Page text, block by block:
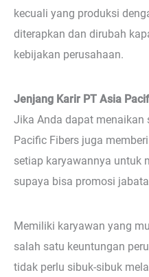
kecuali yang produksi
diterapkan dan dirubah
kebijakan perusahaan.
Jenjang Karir PT Asia
Jika Anda dapat menaikan
Pacific Fibers juga
setiap karyawannya untuk
supaya bisa promosi
Memiliki karyawan yang
salah satu keuntungan
tidak perlu sibuk-sibuk